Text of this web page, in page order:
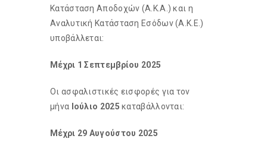
Κατάσταση Αποδοχών (Α.Κ.Α.) και η
Αναλυτική Κατάσταση Εσόδων (Α.Κ.Ε.)
υποβάλλεται:
Μέχρι 1 Σεπτεμβρίου 2025
Οι ασφαλιστικές εισφορές για τον
μήνα Ιούλιο 2025 καταβάλλονται:
Μέχρι 29 Αυγούστου 2025